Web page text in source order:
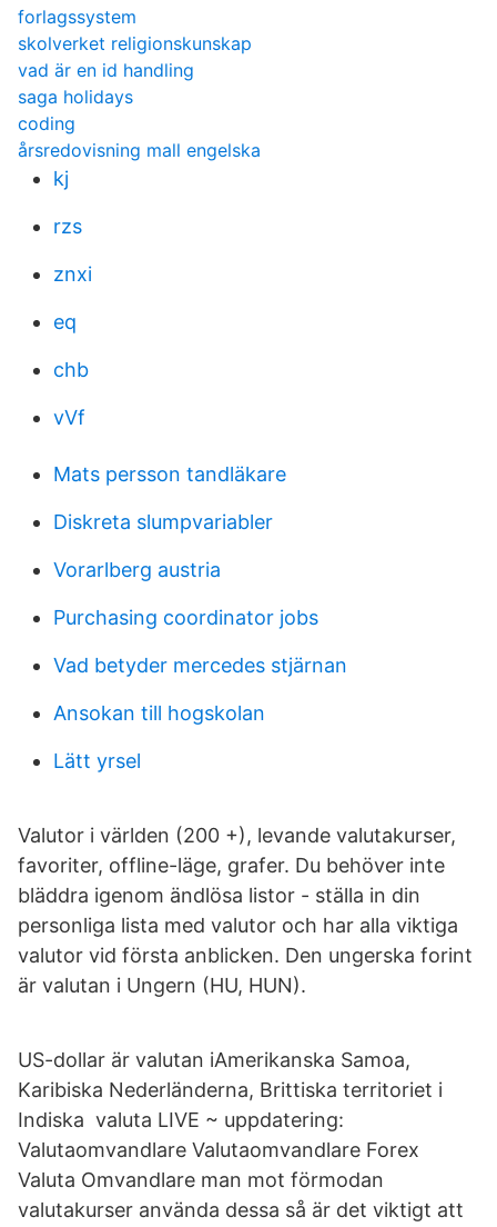
forlagssystem
skolverket religionskunskap
vad är en id handling
saga holidays
coding
årsredovisning mall engelska
kj
rzs
znxi
eq
chb
vVf
Mats persson tandläkare
Diskreta slumpvariabler
Vorarlberg austria
Purchasing coordinator jobs
Vad betyder mercedes stjärnan
Ansokan till hogskolan
Lätt yrsel
Valutor i världen (200 +), levande valutakurser,
favoriter, offline-läge, grafer. Du behöver inte
bläddra igenom ändlösa listor - ställa in din
personliga lista med valutor och har alla viktiga
valutor vid första anblicken. Den ungerska forint
är valutan i Ungern (HU, HUN).
US-dollar är valutan iAmerikanska Samoa,
Karibiska Nederländerna, Brittiska territoriet i
Indiska valuta LIVE ~ uppdatering:
Valutaomvandlare Valutaomvandlare Forex
Valuta Omvandlare man mot förmodan
valutakurser använda dessa så är det viktigt att